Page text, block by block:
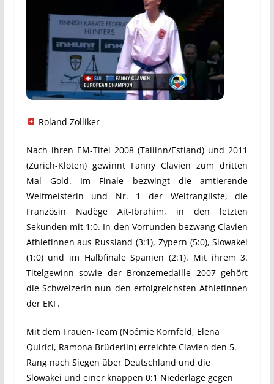
Roland Zolliker
Nach ihren EM-Titel 2008 (Tallinn/Estland) und 2011
(Zürich-Kloten) gewinnt Fanny Clavien zum dritten
Mal Gold. Im Finale bezwingt die amtierende
Weltmeisterin und Nr. 1 der Weltrangliste, die
Französin Nadège Ait-Ibrahim, in den letzten
Sekunden mit 1:0. In den Vorrunden bezwang Clavien
Athletinnen aus Russland (3:1), Zypern (5:0), Slowakei
(1:0) und im Halbfinale Spanien (2:1). Mit ihrem 3.
Titelgewinn sowie der Bronzemedaille 2007 gehört
die Schweizerin nun den erfolgreichsten Athletinnen
der EKF.
Mit dem Frauen-Team (Noémie Kornfeld, Elena
Quirici, Ramona Brüderlin) erreichte Clavien den 5.
Rang nach Siegen über Deutschland und die
Slowakei und einer knappen 0:1 Niederlage gegen